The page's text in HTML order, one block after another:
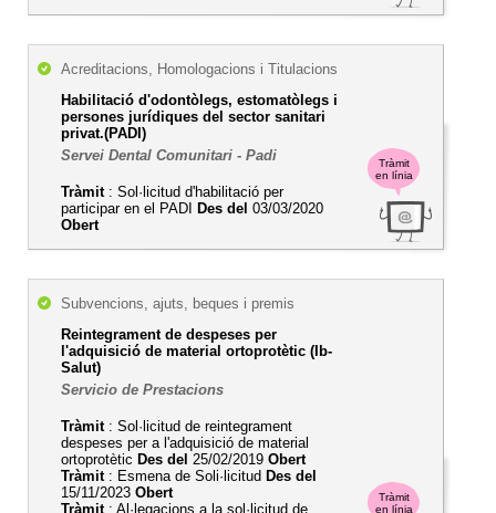
Tràmit
en línia
Acreditacions, Homologacions i Titulacions
Habilitació d'odontòlegs, estomatòlegs i
persones jurídiques del sector sanitari
privat.(PADI)
Servei Dental Comunitari - Padi
Tràmit: Sol·licitud d'habilitació per
participar en el PADI
Des del 03/03/2020
Obert
Tràmit
en línia
Subvencions, ajuts, beques i premis
Reintegrament de despeses per
l'adquisició de material ortoprotètic (Ib-
Salut)
Servicio de Prestacions
Tràmit: Sol·licitud de reintegrament
despeses per a l'adquisició de material
ortoprotètic Des del 25/02/2019 Obert
Tràmit: Esmena de Soli·licitud Des del
15/11/2023 Obert
Tràmit: Al·legacions a la sol·licitud de